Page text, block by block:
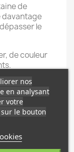
de
davantage
le
de couleur
d'environ 3
les bords
verdâtre,
nos
en analysant
votre
le bouton